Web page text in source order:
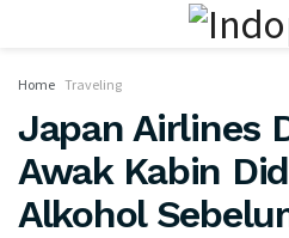
Home Traveling
Japan Airlines
Awak Kabin
Alkohol